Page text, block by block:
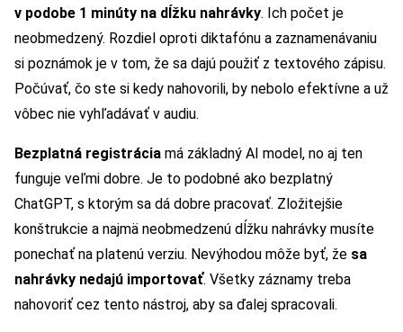
v podobe 1 minúty na dĺžku nahrávky. Ich počet je
neobmedzený. Rozdiel oproti diktafónu a zaznamenávaniu
si poznámok je v tom, že sa dajú použiť z textového zápisu.
Počúvať, čo ste si kedy nahovorili, by nebolo efektívne a už
vôbec nie vyhľadávať v audiu.
Bezplatná registrácia má základný AI model, no aj ten
funguje veľmi dobre. Je to podobné ako bezplatný
ChatGPT, s ktorým sa dá dobre pracovať. Zložitejšie
konštrukcie a najmä neobmedzenú dĺžku nahrávky musíte
ponechať na platenú verziu. Nevýhodou môže byť, že sa
nahrávky nedajú importovať. Všetky záznamy treba
nahovoriť cez tento nástroj, aby sa ďalej spracovali.